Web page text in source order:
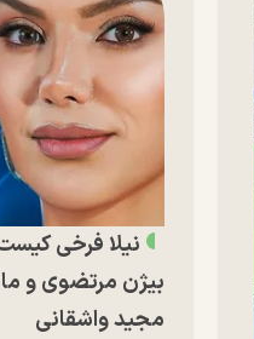
نیلا فرخی
بیژن مرتضوی و
مجید واشقانی